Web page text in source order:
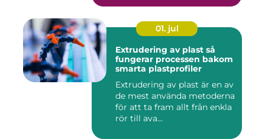
01. jul
Extrudering av plast så
fungerar processen bakom
smarta plastprofiler
Extrudering av plast är en av
de mest använda metoderna
för att ta fram allt från enkla
rör till ava...